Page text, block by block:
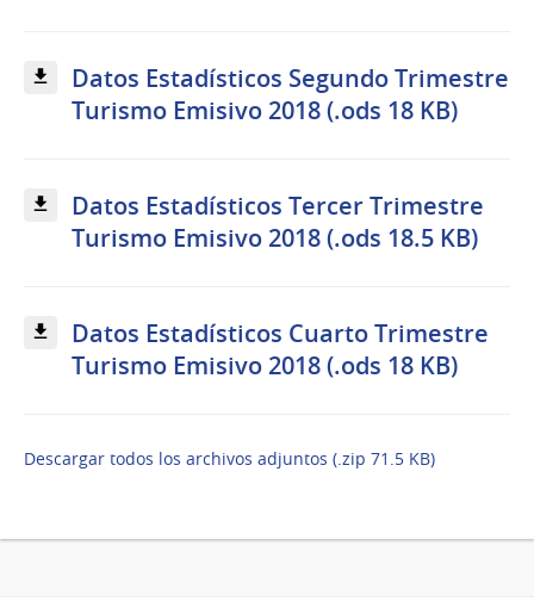
Datos Estadísticos Segundo Trimestre
Turismo Emisivo 2018 (.ods 18 KB)
Datos Estadísticos Tercer Trimestre
Turismo Emisivo 2018 (.ods 18.5 KB)
Datos Estadísticos Cuarto Trimestre
Turismo Emisivo 2018 (.ods 18 KB)
Descargar todos los archivos adjuntos (.zip 71.5 KB)